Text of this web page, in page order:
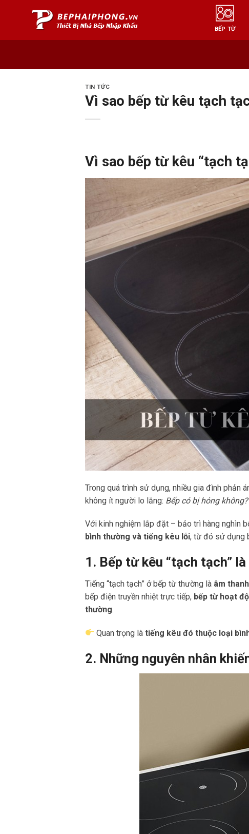
BẾP TỪ
TIN TỨC
Vì sao bếp từ kêu tạch
Vì sao bếp từ kêu “tạch
Trong quá trình sử dụng, nhiều gia đình phản
không ít người lo lắng: Bếp có bị hỏng
Với kinh nghiệm lắp đặt – bảo trì hàng nghìn
bình thường và tiếng kêu lỗi, từ đó sử dụng
1. Bếp từ kêu “tạch tạch”
Tiếng “tạch tạch” ở bếp từ thường là âm
bếp điện truyền nhiệt trực tiếp, bếp từ hoạt
thường.
Quan trọng làtiếng kêu đó thuộc loại
2. Những nguyên nhân